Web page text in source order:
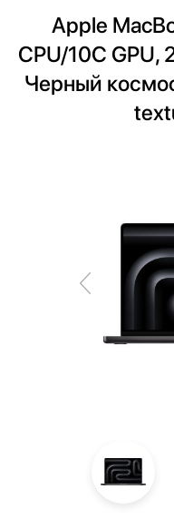
Apple
CPU/10C GPU,
Черный